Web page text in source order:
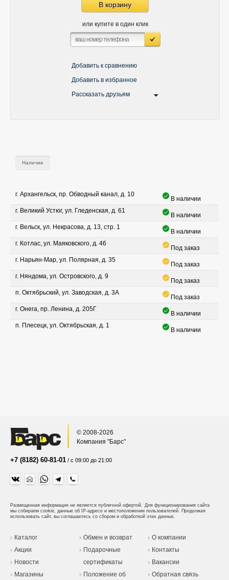
В корзину
или купите в один клик
Добавить к сравнению
Добавить в избранное
Рассказать друзьям
Наличие
г. Архангельск, пр. Обводный канал, д. 10
В наличии
г. Великий Устюг, ул. Гледенская, д. 61
В наличии
г. Вельск, ул. Некрасова, д. 13, стр. 1
В наличии
г. Котлас, ул. Маяковского, д. 46
Под заказ
г. Нарьян-Мар, ул. Полярная, д. 35
Под заказ
г. Няндома, ул. Островского, д. 9
Под заказ
п. Октябрьский, ул. Заводская, д. 3А
Под заказ
г. Онега, пр. Ленина, д. 205Г
В наличии
п. Плесецк, ул. Октябрьская, д. 1
В наличии
© 2008-2026
Компания "Барс"
+7 (8182) 60-81-01 / с 09:00 до 21:00
Размещенная информация не является публичной офертой. Для функционирования сайта
мы собираем cookie, данные об IP-адресе и местоположении пользователей. Продолжая
использовать сайт, вы соглашаетесь со сбором и обработкой этих данных.
Каталог
Акции
Новости
Магазины
Обмен и возврат
Подарочные
сертификаты
Положение об
О компании
Контакты
Вакансии
Обратная связь